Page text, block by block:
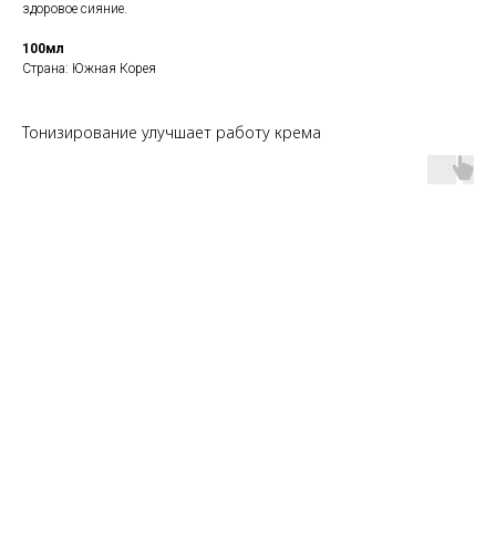
здоровое сияние.
100мл
Страна: Южная Корея
Тонизирование улучшает работу крема